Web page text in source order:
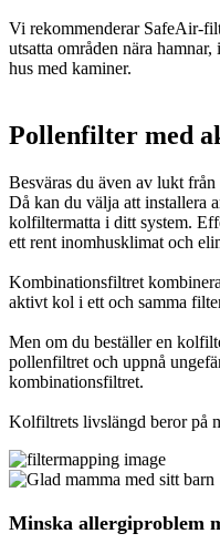
Vi rekommenderar SafeAir-
utsatta områden nära
hus med kaminer.
Pollenfilter med
Besväras du även av lukt
Då kan du välja att installera
kolfiltermatta i ditt system.
ett rent inomhusklimat och
Kombinationsfiltret
aktivt kol i ett och samma
Men om du beställer en
pollenfiltret och uppnå
kombinationsfiltret.
Kolfiltrets livslängd beror på
Minska allergiproblem